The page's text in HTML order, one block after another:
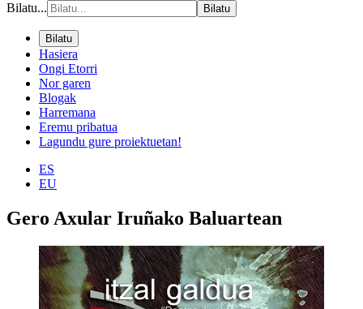
Bilatu... Bilatu
Bilatu
Hasiera
Ongi Etorri
Nor garen
Blogak
Harremana
Eremu pribatua
Lagundu gure proiektuetan!
ES
EU
Gero Axular Iruñako Baluartean